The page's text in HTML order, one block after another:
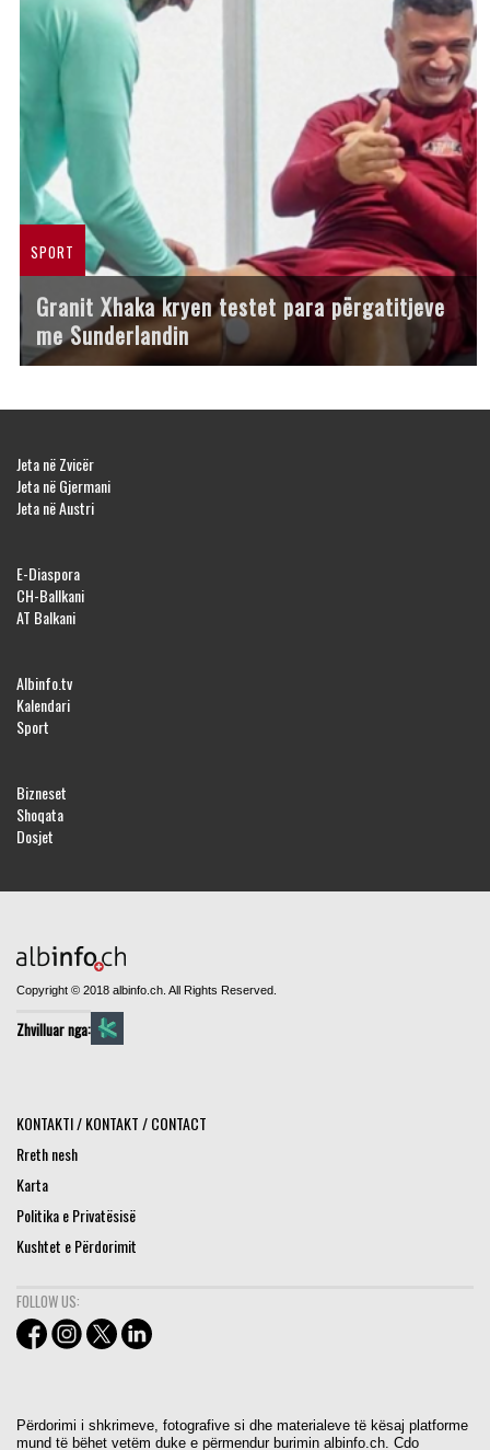
SPORT
Granit Xhaka kryen testet para përgatitjeve
me Sunderlandin
Jeta në Zvicër
Jeta në Gjermani
Jeta në Austri
E-Diaspora
CH-Ballkani
AT Balkani
Albinfo.tv
Kalendari
Sport
Bizneset
Shoqata
Dosjet
Copyright © 2018 albinfo.ch. All Rights Reserved.
Zhvilluar nga:
KONTAKTI / KONTAKT / CONTACT
Rreth nesh
Karta
Politika e Privatësisë
Kushtet e Përdorimit
FOLLOW US:
Përdorimi i shkrimeve, fotografive si dhe materialeve të kësaj platforme
mund të bëhet vetëm duke e përmendur burimin albinfo.ch. Cdo